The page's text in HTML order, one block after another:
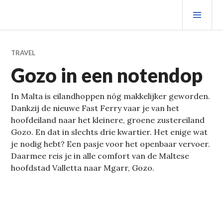
inhoud
TRAVEL
Gozo in een notendop
In Malta is eilandhoppen nóg makkelijker geworden.
Dankzij de nieuwe Fast Ferry vaar je van het
hoofdeiland naar het kleinere, groene zustereiland
Gozo. En dat in slechts drie kwartier. Het enige wat
je nodig hebt? Een pasje voor het openbaar vervoer.
Daarmee reis je in alle comfort van de Maltese
hoofdstad Valletta naar Mgarr, Gozo.